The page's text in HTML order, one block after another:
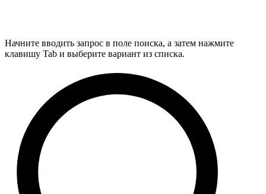
Начните вводить запрос в поле поиска, а затем нажмите
клавишу Tab и выберите вариант из списка.